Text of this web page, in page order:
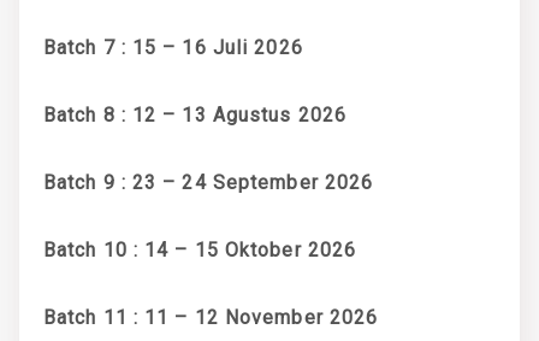
Batch 7 : 15 – 16 Juli 2026
Batch 8 : 12 – 13 Agustus 2026
Batch 9 : 23 – 24 September 2026
Batch 10 : 14 – 15 Oktober 2026
Batch 11 : 11 – 12 November 2026